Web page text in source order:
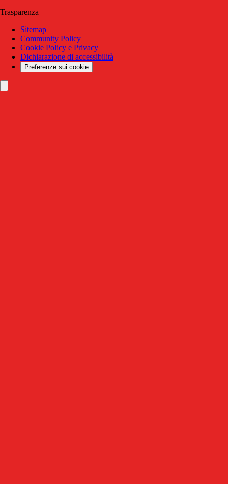
Trasparenza
Sitemap
Community Policy
Cookie Policy e Privacy
Dichiarazione di accessibilità
Preferenze sui cookie